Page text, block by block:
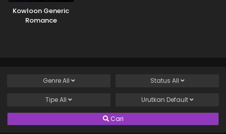
Kowloon Generic
Romance
GenreAll Status All
TipeAll Urutkan Default
Cari